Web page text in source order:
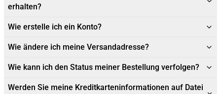
erhalten?
Wie erstelle ich ein Konto?
Wie ändere ich meine Versandadresse?
Wie kann ich den Status meiner Bestellung verfolgen?
Werden Sie meine Kreditkarteninformationen auf Datei